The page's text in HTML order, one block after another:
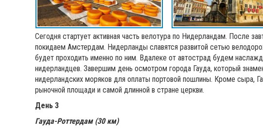
Сегодня стартует активная часть велотура по Нидерландам. После
покидаем Амстердам. Нидерланды славятся развитой сетью
будет проходить именно по ним. Вдалеке от автострад будем
нидерландцев. Завершим день осмотром города Гауда, который
нидерландских моряков для оплаты портовой пошлины. Кроме сыра,
рыночной площади и самой длинной в стране церкви.
День 3
Гауда-Роттердам (30 км)